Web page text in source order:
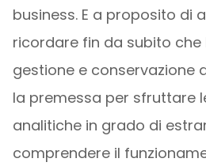
business. E a proposito di
ricordare fin da subito che
gestione e conservazione
la premessa per sfruttare
analitiche in grado di
comprendere il